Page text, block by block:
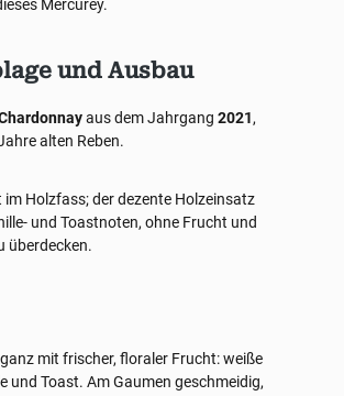
Mercurey.
und Ausbau
aus dem Jahrgang 2021,
alten Reben.
im Holzfass; der dezente Holzeinsatz
und Toastnoten, ohne Frucht und
überdecken.
mit frischer, floraler Frucht: weiße
und Toast. Am Gaumen geschmeidig,